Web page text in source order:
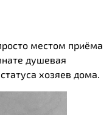
местом приёма
душевая
хозяев дома.